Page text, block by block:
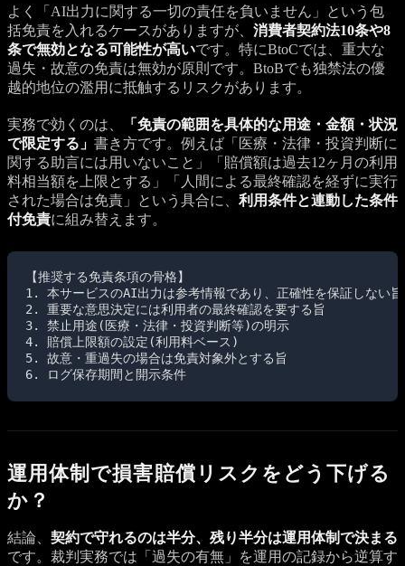
よく「AI出力に関する一切の責任を負いません」という包
括免責を入れるケースがありますが、 消費者契約法10条や8
条で無効となる可能性が高いです。特にBtoCでは、重大な
過失・故意の免責は無効が原則です。BtoBでも独禁法の優
越的地位の濫用に抵触するリスクがあります。
実務で効くのは、
「免責の範囲を具体的な用途・金額・状況
で限定する」 書き方です。例えば「医療・法律・投資判断に
関する助言には用いないこと」「賠償額は過去12ヶ月の利用
料相当額を上限とする」「人間による最終確認を経ずに実行
された場合は免責」という具合に、 利用条件と連動した条件
付免責に組み替えます。
【推奨する免責条項の骨格】
1. 本サービスのAI出力は参考情報であり、正確性を保証しない旨
2. 重要な意思決定には利用者の最終確認を要する旨
3. 禁止用途(医療・法律・投資判断等)の明示
4. 賠償上限額の設定(利用料ベース)
5. 故意・重過失の場合は免責対象外とする旨
6. ログ保存期間と開示条件
運用体制で損害賠償リスクをどう下げる
か？
結論、 契約で守れるのは半分、残り半分は運用体制で決まる
です。裁判実務では「過失の有無」を運用の記録から逆算す